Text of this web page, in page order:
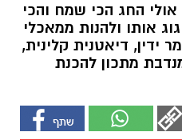
אולי החג הכי שמח והכי
אותו ולהנות ממאכלי
ידין, דיאטנית קלינית,
מתכון להכנת